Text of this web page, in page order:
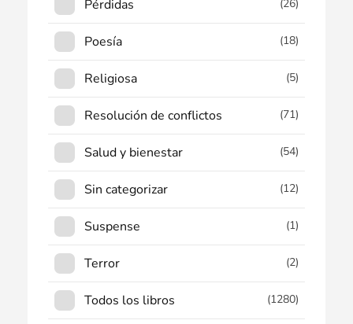
Pérdidas (26)
Poesía (18)
Religiosa (5)
Resolución de conflictos (71)
Salud y bienestar (54)
Sin categorizar (12)
Suspense (1)
Terror (2)
Todos los libros (1280)